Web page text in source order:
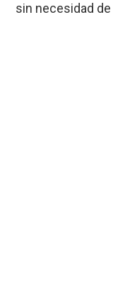
sin necesidad de